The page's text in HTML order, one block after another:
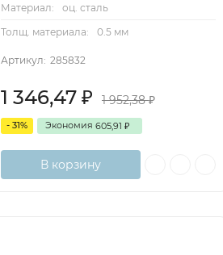
Материал:
оц. сталь
Толщ. материала:
0.5 мм
Артикул: 285832
1 346,47 ₽ 1 952,38₽
- 31% Экономия 605,91 ₽
В корзину